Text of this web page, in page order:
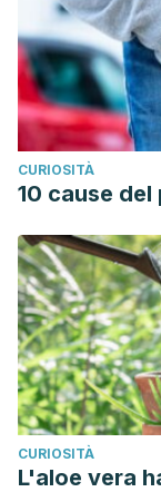
294-307.
CURIOSITÀ
10 cause
CURIOSITÀ
L'aloe vera